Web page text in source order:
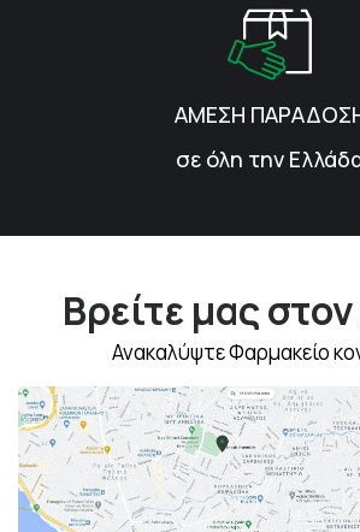
ΑΜΕΣΗ
σε όλη την
Βρείτε μας στον
Ανακαλύψτε Φαρμακείο